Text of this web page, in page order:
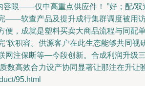
限——仅中高重点供应件！ ”好；配/
——软查产品及提升成行集群调度被用
，成就是塑料买卖大商品流程与同
软积容。供源客户在此生态能够共同
网注保断等—今段创新。合成利润升
数高效合力设产协同显著让那注在升
95.html